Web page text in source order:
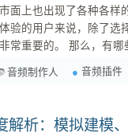
面上也出现了各种各样
验的用户来说，除了
机降噪深度的插件呢？ 1. iZotope
音频制作人 音频插件
解析：模拟建模